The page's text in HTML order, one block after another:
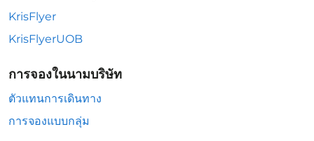
KrisFlyer
KrisFlyerUOB
การจองในนามบริษัท
ตัวแทนการเดินทาง
การจองแบบกลุ่ม